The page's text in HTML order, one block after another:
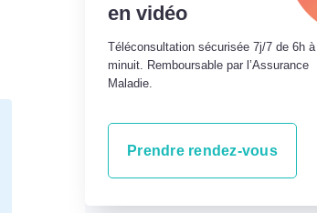
en vidéo
Téléconsultation sécurisée 7j/7 de 6h à
minuit. Remboursable par l’Assurance
Maladie.
Prendre rendez-vous